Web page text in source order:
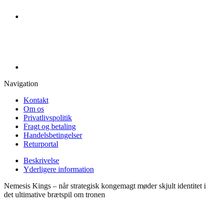
Navigation
Kontakt
Om os
Privatlivspolitik
Fragt og betaling
Handelsbetingelser
Returportal
Beskrivelse
Yderligere information
Nemesis Kings – når strategisk kongemagt møder skjult identitet i
det ultimative brætspil om tronen